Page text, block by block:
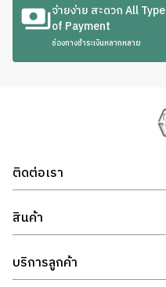
จ่ายง่าย สะดวก All Type
of Payment
ช่องทางชำระเงินหลากหลาย
ติดต่อเรา
สินค้า
บริการลูกค้า